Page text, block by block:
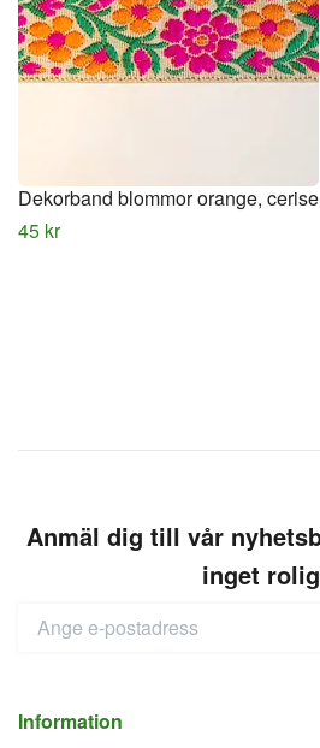
Dekorband blommor orange,
45 kr
Anmäl dig till vår
inget
Information